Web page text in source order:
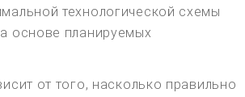
технологической схемы
основе планируемых
от того, насколько правильно